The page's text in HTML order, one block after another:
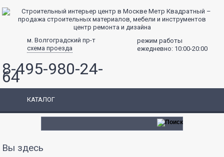
центр ремонта и дизайна
м. Волгоградский пр-т
схема проезда
режим работы
ежедневно: 10:00-20:00
8-495-980-24-
64
КАТАЛОГ
Вы здесь